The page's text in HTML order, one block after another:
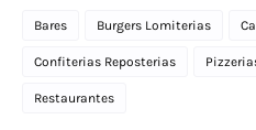
Bares Burgers Lomiterias
Confiterias Reposterias
Restaurantes